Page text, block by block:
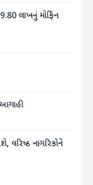
લાખનું મોર્ફિન
વરિષ્ઠ નાગરિકોને